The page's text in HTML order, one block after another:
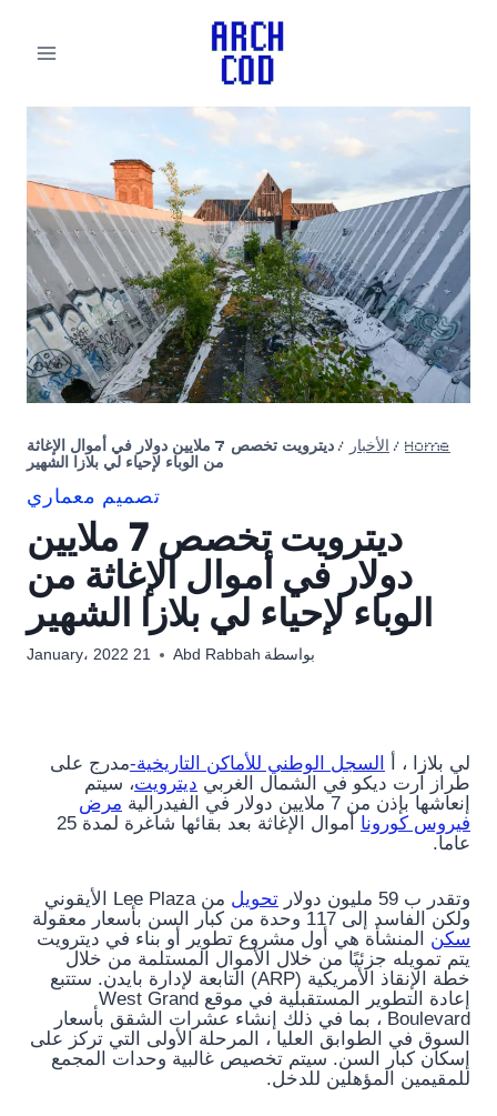
Home
/ الأخبار /
ديترويت تخصص 7 ملايين دولار في أموال الإغاثة
من الوباء لإحياء لي بلازا الشهير
تصميم معماري
ديترويت تخصص 7 ملايين
دولار في أموال الإغاثة من
الوباء لإحياء لي بلازا الشهير
بواسطة Abd Rabbah 21 January، 2022
لي بلازا ، أ السجل الوطني للأماكن التاريخية-مدرج على
طراز آرت ديكو في الشمال الغربي ديترويت، سيتم
إنعاشها بإذن من 7 ملايين دولار في الفيدرالية
مرض
فيروس كورونا
أموال الإغاثة بعد بقائها شاغرة لمدة 25
عاما.
وتقدر ب 59 مليون دولار تحويل
من Lee Plaza الأيقوني
ولكن الفاسد إلى 117 وحدة من كبار السن بأسعار معقولة
سكن المنشأة هي أول مشروع تطوير أو بناء في ديترويت
يتم تمويله جزئيًا من خلال الأموال المستلمة من خلال
خطة الإنقاذ الأمريكية (ARP) التابعة لإدارة بايدن. ستتبع
إعادة التطوير المستقبلية في موقع West Grand
Boulevard ، بما في ذلك إنشاء عشرات الشقق بأسعار
السوق في الطوابق العليا ، المرحلة الأولى التي تركز على
إسكان كبار السن. سيتم تخصيص غالبية وحدات المجمع
للمقيمين المؤهلين للدخل.